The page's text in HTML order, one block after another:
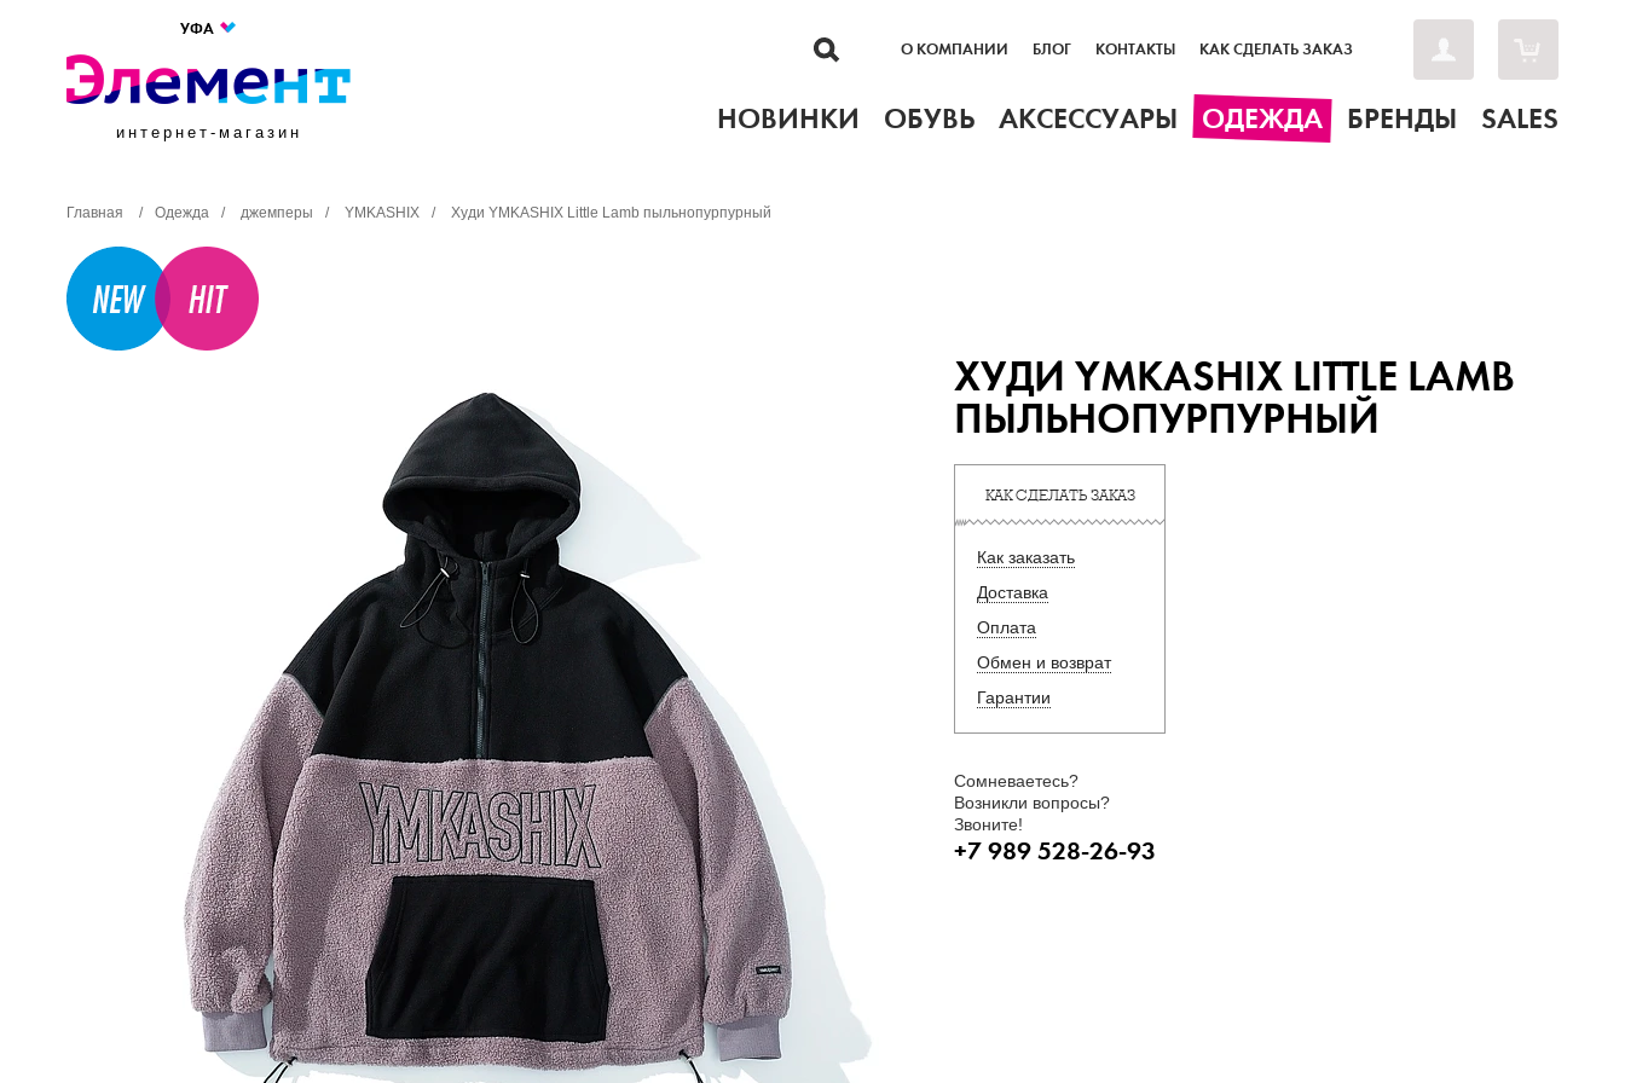
УФА
интернет-магазин
О КОМПАНИИ БЛОГ КОНТАКТЫ КАК СДЕЛАТЬ ЗАКАЗ
НОВИНКИ ОБУВЬ АКСЕССУАРЫ ОДЕЖДА БРЕНДЫ SALES
Главная / Одежда / джемперы / YMKASHIX / Худи YMKASHIX Little Lamb пыльнопурпурный
ХУДИ YMKASHIX LITTLE LAMB
ПЫЛЬНОПУРПУРНЫЙ
КАК СДЕЛАТЬ ЗАКАЗ
Как заказать
Доставка
Оплата
Обмен и возврат
Гарантии
Сомневаетесь?
Возникли вопросы?
Звоните!
+7 989 528-26-93